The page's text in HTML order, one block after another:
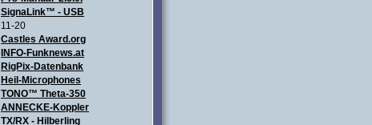
SignaLink™ - USB
11-20
Castles Award.org
INFO-Funknews.at
RigPix-Datenbank
Heil-Microphones
TONO™ Theta-350
ANNECKE-Koppler
TX/RX - Hilberling